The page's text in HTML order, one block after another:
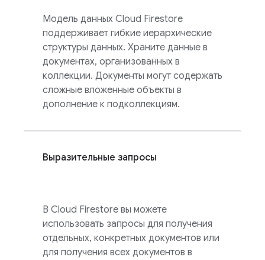
Модель данных Cloud Firestore
поддерживает гибкие иерархические
структуры данных. Храните данные в
документах, организованных в
коллекции. Документы могут содержать
сложные вложенные объекты в
дополнение к подколлекциям.
Выразительные запросы
В Cloud Firestore вы можете
использовать запросы для получения
отдельных, конкретных документов или
для получения всех документов в